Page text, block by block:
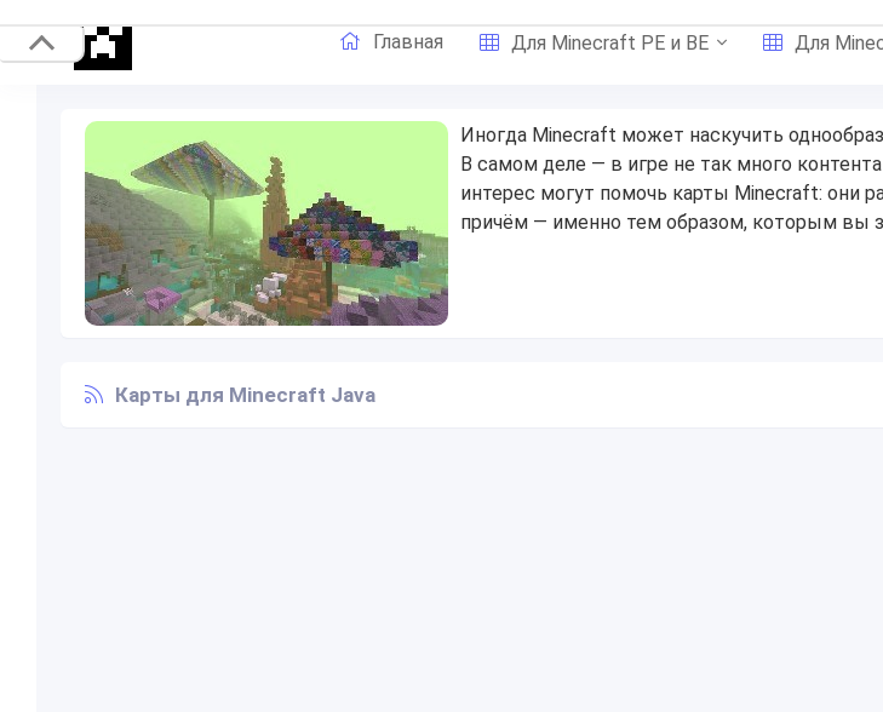
Главная Для Minecraft PE и BE Для
Иногда Minecraft может наскучить
В самом деле — в игре не так много
интерес могут помочь карты Minecraft: они
причём — именно тем образом, которым вы
Карты для Minecraft Java